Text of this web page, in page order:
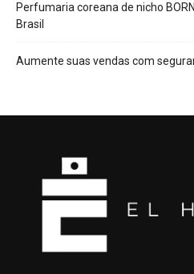
Perfumaria coreana de nicho
Brasil
Aumente suas vendas com